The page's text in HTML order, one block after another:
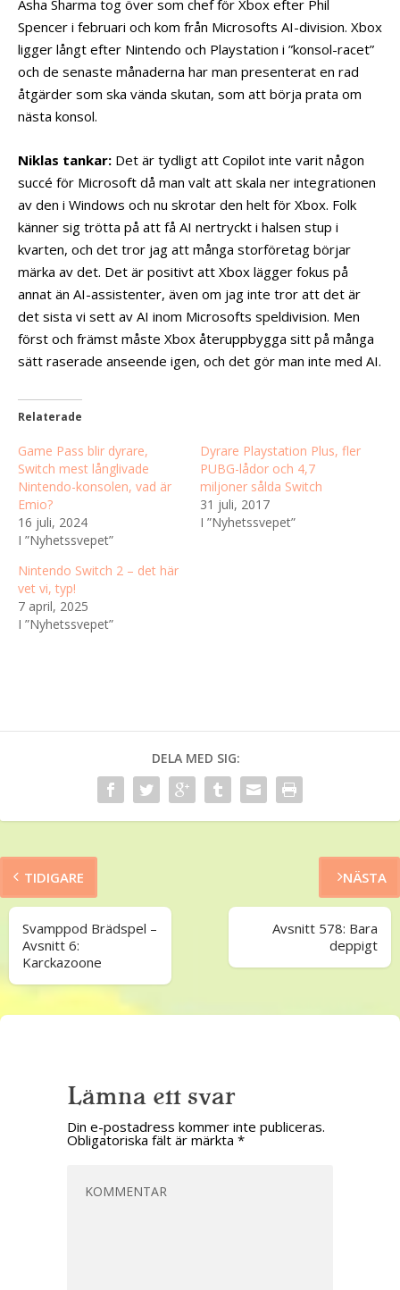
Asha Sharma tog över som chef för Xbox efter Phil
Spencer i februari och kom från Microsofts AI-division. Xbox
ligger långt efter Nintendo och Playstation i ”konsol-racet”
och de senaste månaderna har man presenterat en rad
åtgärder som ska vända skutan, som att börja prata om
nästa konsol.
Niklas tankar: Det är tydligt att Copilot inte varit någon
succé för Microsoft då man valt att skala ner integrationen
av den i Windows och nu skrotar den helt för Xbox. Folk
känner sig trötta på att få AI nertryckt i halsen stup i
kvarten, och det tror jag att många storföretag börjar
märka av det. Det är positivt att Xbox lägger fokus på
annat än AI-assistenter, även om jag inte tror att det är
det sista vi sett av AI inom Microsofts speldivision. Men
först och främst måste Xbox återuppbygga sitt på många
sätt raserade anseende igen, och det gör man inte med AI.
Relaterade
Game Pass blir dyrare,
Switch mest långlivade
Nintendo-konsolen, vad är
Emio?
16 juli, 2024
I ”Nyhetssvepet”
Dyrare Playstation Plus, fler
PUBG-lådor och 4,7
miljoner sålda Switch
31 juli, 2017
I ”Nyhetssvepet”
Nintendo Switch 2 – det här
vet vi, typ!
7 april, 2025
I ”Nyhetssvepet”
DELA MED SIG:
TIDIGARE
Svamppod Brädspel –
Avsnitt 6:
Karckazoone
NÄSTA
Avsnitt 578: Bara
deppigt
Lämna ett svar
Din e-postadress kommer inte publiceras.
Obligatoriska fält är märkta *